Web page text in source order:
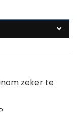
zeker te